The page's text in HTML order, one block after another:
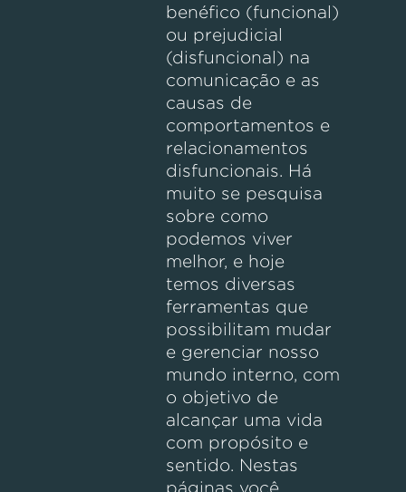
benéfico (funcional)
ou prejudicial
(disfuncional) na
comunicação e as
causas de
comportamentos e
relacionamentos
disfuncionais. Há
muito se pesquisa
sobre como
podemos viver
melhor, e hoje
temos diversas
ferramentas que
possibilitam mudar
e gerenciar nosso
mundo interno, com
o objetivo de
alcançar uma vida
com propósito e
sentido. Nestas
páginas você